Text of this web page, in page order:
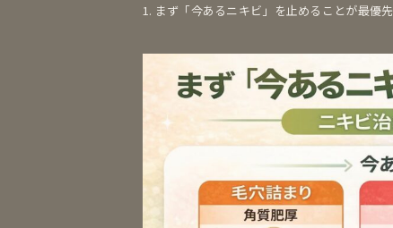
1. まず「今あるニキビ」を止めることが最優先